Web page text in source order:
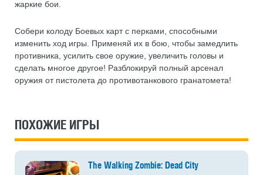
жаркие бои.
Собери колоду Боевых карт с перками, способными
изменить ход игры. Применяй их в бою, чтобы замедлить
противника, усилить свое оружие, увеличить головы и
сделать многое другое! Разблокируй полный арсенал
оружия от пистолета до противотанкового гранатомета!
ПОХОЖИЕ ИГРЫ
The Walking Zombie: Dead City